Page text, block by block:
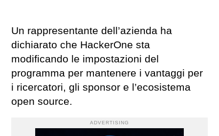
Un rappresentante dell’azienda ha
dichiarato che HackerOne sta
modificando le impostazioni del
programma per mantenere i vantaggi per
i ricercatori, gli sponsor e l’ecosistema
open source.
ADVERTISING